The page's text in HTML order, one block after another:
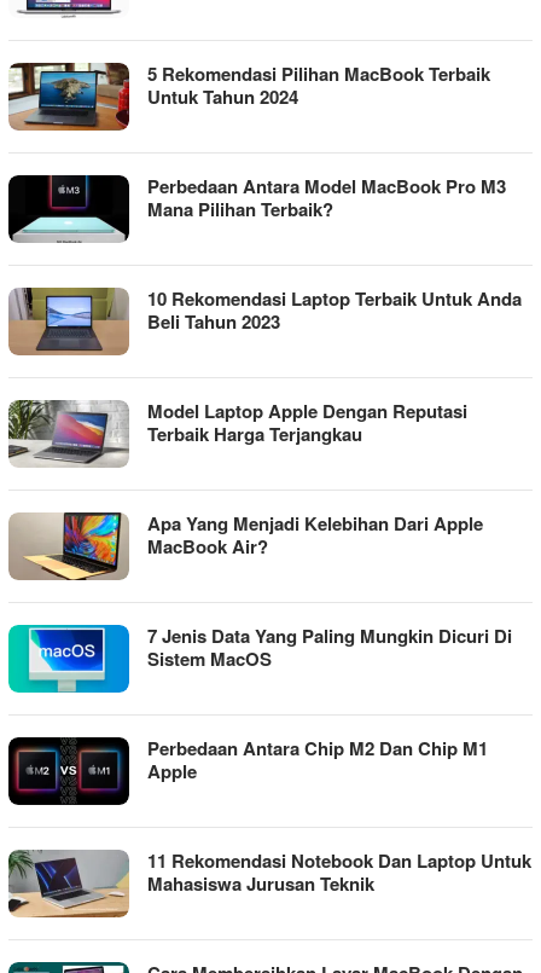
5 Rekomendasi Pilihan MacBook Terbaik
Untuk Tahun 2024
Perbedaan Antara Model MacBook Pro M3
Mana Pilihan Terbaik?
10 Rekomendasi Laptop Terbaik Untuk Anda
Beli Tahun 2023
Model Laptop Apple Dengan Reputasi
Terbaik Harga Terjangkau
Apa Yang Menjadi Kelebihan Dari Apple
MacBook Air?
7 Jenis Data Yang Paling Mungkin Dicuri Di
Sistem MacOS
Perbedaan Antara Chip M2 Dan Chip M1
Apple
11 Rekomendasi Notebook Dan Laptop Untuk
Mahasiswa Jurusan Teknik